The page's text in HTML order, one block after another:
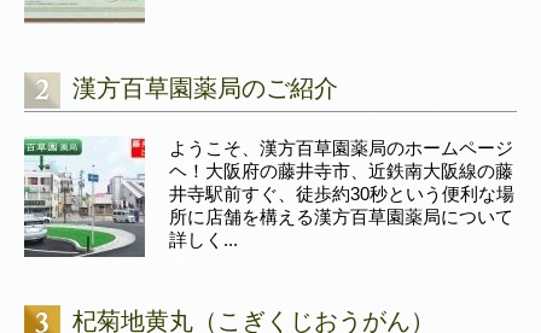
漢方百草園薬局のご紹介
ようこそ、漢方百草園薬局のホームページ
ヘ！大阪府の藤井寺市、近鉄南大阪線の藤
井寺駅前すぐ、徒歩約30秒という便利な場
所に店舗を構える漢方百草園薬局について
詳しく...
杞菊地黄丸（こぎくじおうがん）